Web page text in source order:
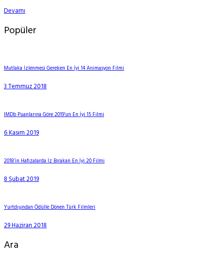
Devamı
Popüler
Mutlaka İzlenmesi Gereken En İyi 14 Animasyon Filmi
3 Temmuz 2018
IMDb Puanlarına Göre 2019’un En İyi 15 Filmi
6 Kasım 2019
2018’in Hafızalarda İz Bırakan En İyi 20 Filmi
8 Şubat 2019
Yurtdışından Ödülle Dönen Türk Filmleri
29 Haziran 2018
Ara